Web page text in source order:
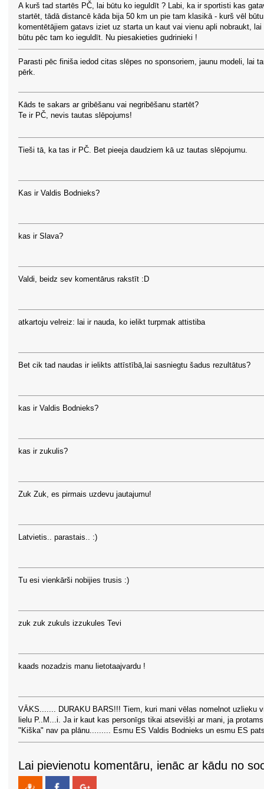
A kurš tad startēs PČ, lai būtu ko ieguldīt ? Labi, ka ir sportisti kas
startēt, tādā distancē kāda bija 50 km un pie tam klasikā - kurš vēl
komentētājiem gatavs iziet uz starta un kaut vai vienu apli nobraukt, lai
būtu pēc tam ko ieguldīt. Nu piesakieties gudrinieki !
Parasti pēc finiša iedod citas slēpes no sponsoriem, jaunu modeli, lai
pērk.
Kāds te sakars ar gribēšanu vai negribēšanu startēt?
Te ir PČ, nevis tautas slēpojums!
Tieši tā, ka tas ir PČ. Bet pieeja daudziem kā uz tautas slēpojumu.
Kas ir Valdis Bodnieks?
kas ir Slava?
Valdi, beidz sev komentārus rakstīt :D
atkartoju velreiz: lai ir nauda, ko ielikt turpmak attistiba
Bet cik tad naudas ir ielikts attīstībā,lai sasniegtu šadus rezultātus?
kas ir Valdis Bodnieks?
kas ir zukulis?
Zuk Zuk, es pirmais uzdevu jautajumu!
Latvietis.. parastais.. :)
Tu esi vienkārši nobijies trusis :)
zuk zuk zukuls izzukules Tevi
kaads nozadzis manu lietotaajvardu !
VĀKS....... DURAKU BARS!!! Tiem, kuri mani vēlas nomelnot uzlieku
lielu P..M...i. Ja ir kaut kas personīgs tikai atsevišķi ar mani, ja protams
"Kiška" nav pa plānu......... Esmu ES Valdis Bodnieks un esmu ES
Lai pievienotu komentāru, ienāc ar kādu no